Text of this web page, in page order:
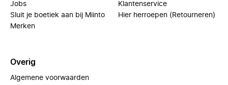
Jobs
Sluit je boetiek aan bij Miinto
Merken
Klantenservice
Hier herroepen (Retourneren)
Overig
Algemene voorwaarden